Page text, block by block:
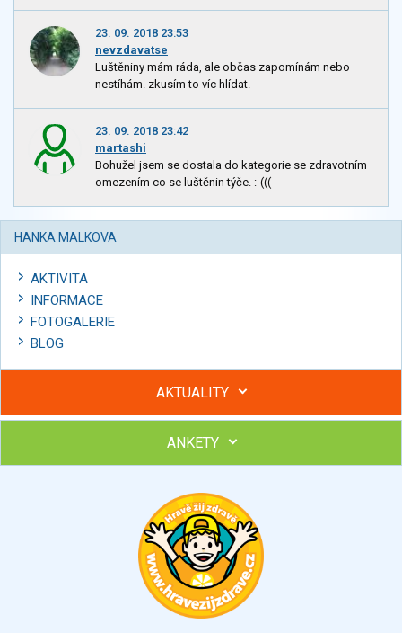
23. 09. 2018 23:53
nevzdavatse
Luštěniny mám ráda, ale občas zapomínám nebo
nestíhám. zkusím to víc hlídat.
23. 09. 2018 23:42
martashi
Bohužel jsem se dostala do kategorie se zdravotním
omezením co se luštěnin týče. :-(((
HANKA MALKOVA
AKTIVITA
INFORMACE
FOTOGALERIE
BLOG
AKTUALITY
Hubněte s podporou lektorky a skupiny v kurzech STOBu
Chcete poradit s hubnutím? Najděte si odborníka STOBu ve
ANKETY